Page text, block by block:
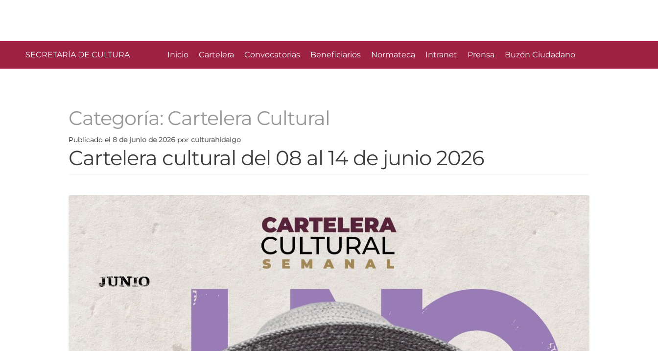
SECRETARÍA DE CULTURA Inicio Cartelera Convocatorias Beneficiarios Normateca Intranet Prensa Buzón Ciudadano
Categoría: Cartelera Cultural
Publicado el8 de junio de 2026 porculturahidalgo
Cartelera cultural del 08 al 14 de junio 2026